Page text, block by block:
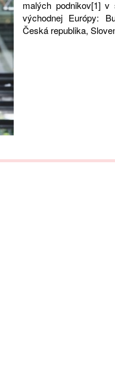
malých podnikov[1] v
východnej Európy:
Česká republika,